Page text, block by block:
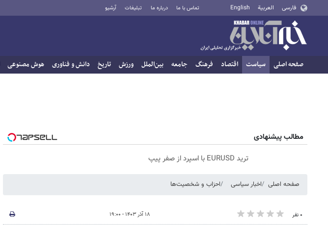
فارسی العربية English تماس با ما درباره ما تبلیغات آرشیو
صفحه اصلی سیاست اقتصاد فرهنگ جامعه بین‌الملل ورزش تاریخ دانش و فناوری هوش مصنوعی
مطالب پیشنهادی
ترید EURUSD با اسپرد از صفر پیپ
صفحه اصلی اخبار سیاسی احزاب و شخصیت‌ها
۰ نفر ۱۸ آذر ۱۴۰۳ - ۱۹:۰۰